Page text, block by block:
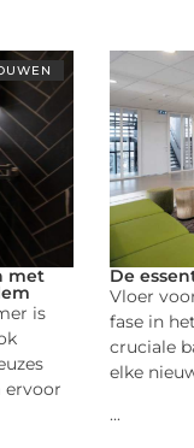
met
is
ervoor
De
Vloer
fase in
cruciale
elke
...